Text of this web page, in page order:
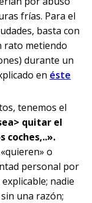
frías. Para el
basta con
rato metiendo
durante un
en éste
tenemos el
quitar el
coches,..».
o
personal por
nadie
una razón;